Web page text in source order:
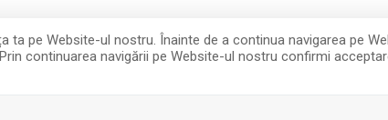
pe Website-ul nostru. Înainte de a continua navigarea pe
continuarea navigării pe Website-ul nostru confirmi
EN